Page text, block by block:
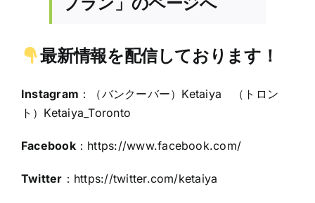
最新情報を配信しております！
Instagram ：（バンクーバー）Ketaiya （トロン
ト）Ketaiya_Toronto
Facebook： https://www.facebook.com/
Twitter ：https://twitter.com/ketaiya